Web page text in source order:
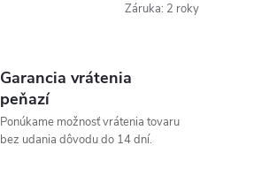
Záruka: 2 roky
Garancia vrátenia
peňazí
Ponúkame možnosť vrátenia tovaru
bez udania dôvodu do 14 dní.